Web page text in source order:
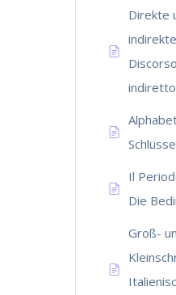
Direkte
indiretto
Il
Die
Groß-